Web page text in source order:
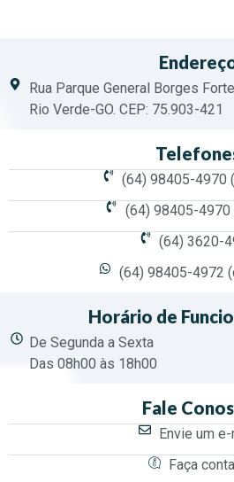
Rua Parque General Borges
Rio Verde-GO. CEP: 75.903-421
(64) 98405-4970
(64) 98405-4970
(64) 3620-
(64) 98405-4972
Horário de
De Segunda a Sexta
Das 08h00 às 18h00
Fale
Envie um e-
Faça